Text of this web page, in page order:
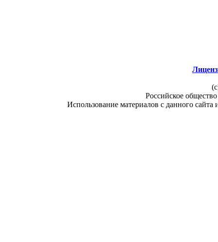
Российское
Использование материалов с данного